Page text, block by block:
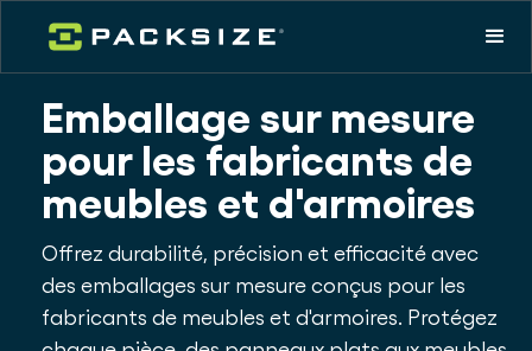
Emballage sur mesure
pour les fabricants de
meubles et d'armoires
Offrez durabilité, précision et efficacité avec
des emballages sur mesure conçus pour les
fabricants de meubles et d'armoires. Protégez